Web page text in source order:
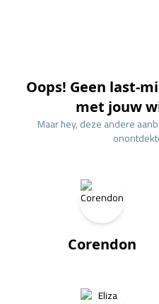
Oops! Geen last-
met jouw
Maar hey, deze andere
Corendon